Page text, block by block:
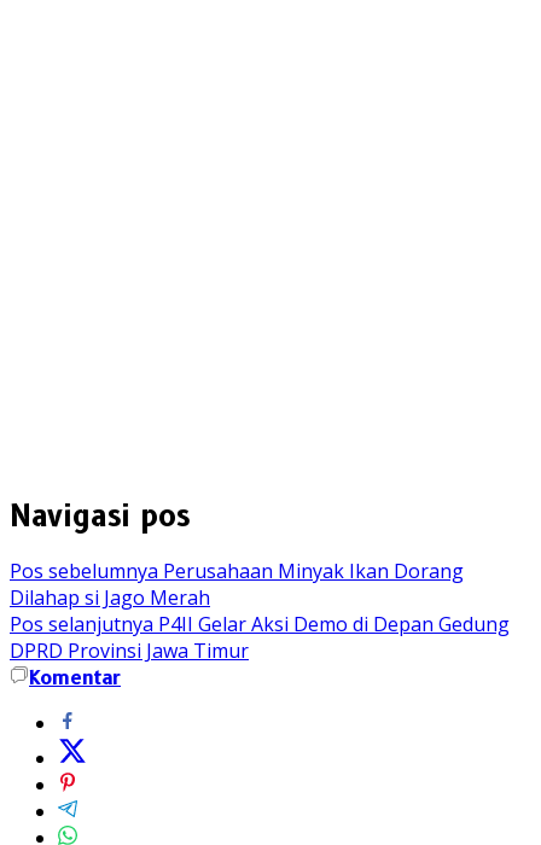
Navigasi pos
Pos sebelumnya Perusahaan Minyak Ikan Dorang
Dilahap si Jago Merah
Pos selanjutnya P4II Gelar Aksi Demo di Depan Gedung
DPRD Provinsi Jawa Timur
Komentar